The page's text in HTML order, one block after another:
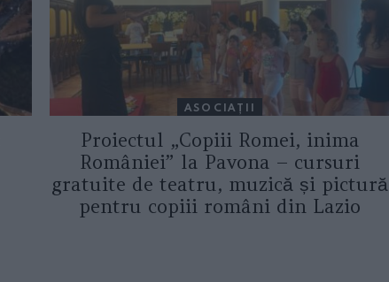
ASOCIAŢII
Proiectul „Copiii Romei, inima
României” la Pavona – cursuri
gratuite de teatru, muzică și pictură
pentru copiii români din Lazio